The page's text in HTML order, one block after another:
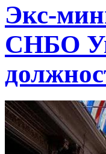
Экс-
СНБО